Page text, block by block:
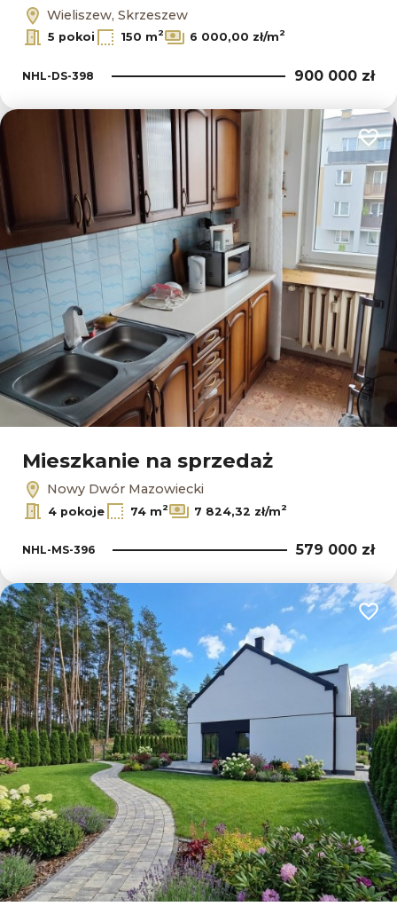
Wieliszew, Skrzeszew
5 pokoi 150 m2 6 000,00 zł/m2
NHL-DS-398 900 000 zł
Mieszkanie na sprzedaż
Nowy Dwór Mazowiecki
4 pokoje 74 m2 7 824,32 zł/m2
NHL-MS-396 579 000 zł